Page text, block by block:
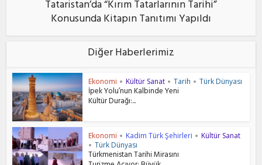
Tataristan’da “Kırım Tatarlarının Tarihi”
Konusunda Kitapın Tanıtımı Yapıldı
Diğer Haberlerimiz
Ekonomi • Kültür Sanat • Tarih • Türk Dünyası
İpek Yolu’nun Kalbinde Yeni
Kültür Durağı:...
Ekonomi • Kadim Türk Şehirleri • Kültür Sanat
• Türk Dünyası
Türkmenistan Tarihi Mirasını